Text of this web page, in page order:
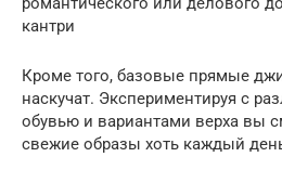
кантри
Кроме того, базовые прямые
наскучат. Экспериментируя с
обувью и вариантами верха вы
свежие образы хоть каждый